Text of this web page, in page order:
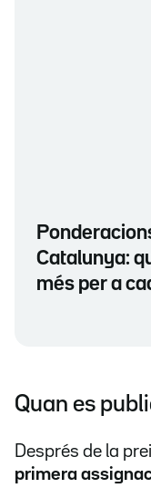
Catalunya:
més per a
Quan es
Després de la
primera